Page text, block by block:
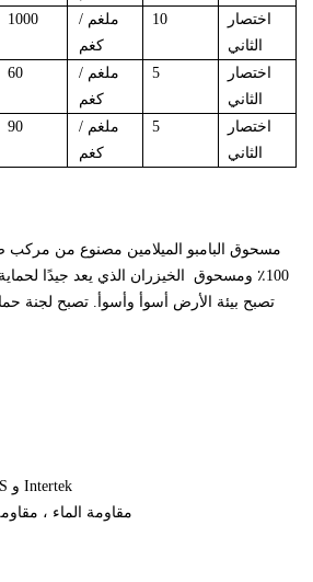
1000
ملغم /
كغم
10
اختصار
الثاني
60
ملغم /
كغم
5
اختصار
الثاني
90
ملغم /
كغم
5
اختصار
الثاني
مسحوق البامبو الميلامين مصنوع من مركب
100٪ ومسحوق
الخيزران الذي يعد جيدًا لحماية
تصبح بيئة الأرض أسوأ وأسوأ. تصبح لجنة
شهادات FDA و SGS و Intertek
مقاومة الماء ،